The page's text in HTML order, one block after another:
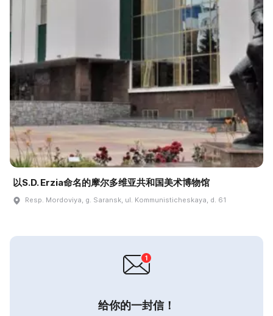
以S.D. Erzia命名的摩尔多维亚共和国美术博物馆
Resp. Mordoviya, g. Saransk, ul. Kommunisticheskaya, d. 61
给你的一封信！